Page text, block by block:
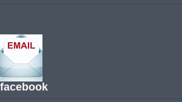
facebook